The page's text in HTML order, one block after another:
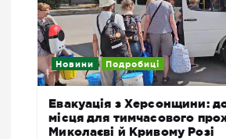
Новини Подробиці
Евакуація з Херсонщини:
місця для тимчасового
Миколаєві й Кривому Розі